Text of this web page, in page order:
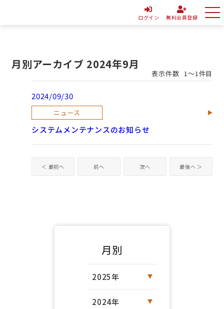
ログイン 無料会員登録
月別アーカイブ 2024年9月
表示件数 1～1件目
2024/09/30
ニュース
システムメンテナンスのお知らせ
＜ 最初へ 前へ 次へ 最後へ ＞
月別
2025年
2024年